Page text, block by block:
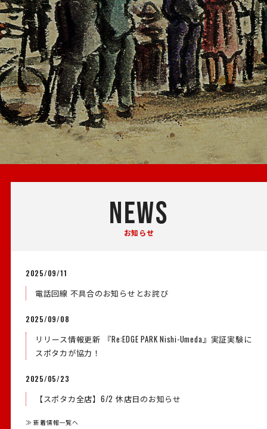
NEWS
お知らせ
2025/09/11
電話回線 不具合のお知らせとお詫び
2025/09/08
リリース情報更新 『Re:EDGE PARK Nishi-Umeda』実証実験に
スポタカが協力！
2025/05/23
【スポタカ全店】6/2 休店日のお知らせ
≫ 新着情報一覧へ